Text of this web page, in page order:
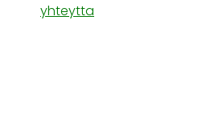
yhteytta